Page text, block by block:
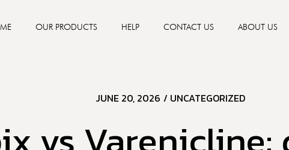
OUR PRODUCTS HELP CONTACT US ABOUT US
JUNE 20, 2026 / UNCATEGORIZED